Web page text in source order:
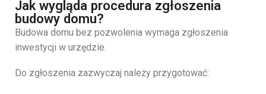
Jak wygląda procedura zgłoszenia
budowy domu?
Budowa domu bez pozwolenia wymaga zgłoszenia
inwestycji w urzędzie.
Do zgłoszenia zazwyczaj należy przygotować: